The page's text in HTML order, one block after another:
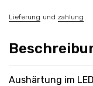
Lieferung und zahlung
Aushärtung im